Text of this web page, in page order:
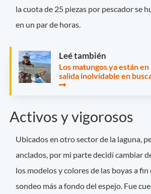
la cuota de 25 piezas por pescador se
en un par de horas.
Leé también
Los matungos ya están
salida inolvidable en
Activos y vigorosos
Ubicados en otro sector de la laguna,
anclados, por mi parte decidí cambiar
los modelos y colores de las boyas a fin
sondeo más a fondo del espejo. Fue